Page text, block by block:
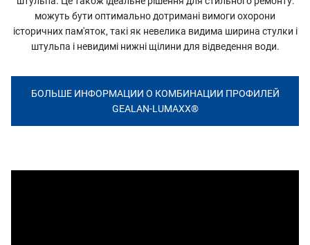
можуть бути оптимально дотримані вимоги охорони
історичних пам'яток, такі як невелика видима ширина стулки і
штульпа і невидимі нижні щілини для відведення води.
БОЛЬШЕ ИНФОРМАЦИИ О КОМБИНАЦИИ ПРОФИЛЕЙ
GEALAN-LUMAXX®